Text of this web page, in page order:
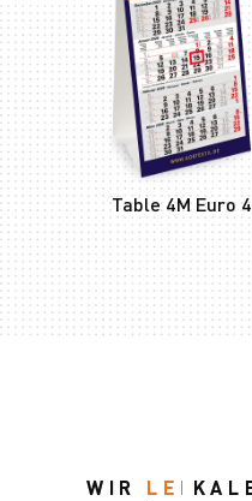
Table 4M Euro 4
WIR LEBEN